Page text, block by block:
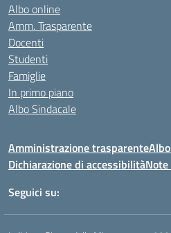
Albo online
Amm. Trasparente
Docenti
Studenti
Famiglie
In primo piano
Albo Sindacale
Amministrazione trasparente
Dichiarazione di accessibilità
Seguici su: